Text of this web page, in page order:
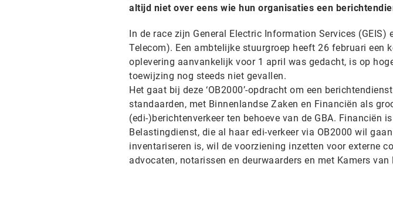
altijd niet over eens wie hun organisaties een
In de race zijn General Electric Information Services (GEIS)
Telecom). Een ambtelijke stuurgroep heeft 26 februari een
oplevering aanvankelijk voor 1 april was gedacht, is op
toewijzing nog steeds niet gevallen.
Het gaat bij deze ‘OB2000’-opdracht om een
standaarden, met Binnenlandse Zaken en Financiën als
(edi-)berichtenverkeer ten behoeve van de GBA. Financiën
Belastingdienst, die al haar edi-verkeer via OB2000 wil
inventariseren is, wil de voorziening inzetten voor externe
advocaten, notarissen en deurwaarders en met Kamers van